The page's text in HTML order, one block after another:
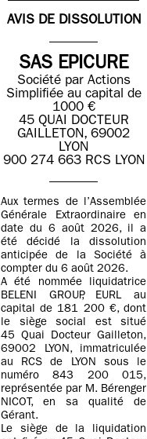
AVIS DE DISSOLUTION
SAS EPICURE
Société par Actions
Simplifiée au capital de
1000 €
45 QUAI DOCTEUR
GAILLETON, 69002
LYON
900 274 663 RCS LYON
Aux termes de l’Assemblée
Générale Extraordinaire en
date du 6 août 2026, il a
été décidé la dissolution
anticipée de la Société à
compter du 6 août 2026.
A été nommée liquidatrice
BELENI GROUP, EURL au
capital de 181 200 €, dont
le siège social est situé
45 Quai Docteur Gailleton,
69002 LYON, immatriculée
au RCS de LYON sous le
numéro 843 200 015,
représentée par M. Bérenger
NICOT, en sa qualité de
Gérant.
Le siège de la liquidation